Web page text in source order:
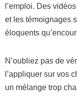
l’emploi. Des
et les témoignages
éloquents
N’oubliez pas de
l’appliquer sur vos
un mélange trop